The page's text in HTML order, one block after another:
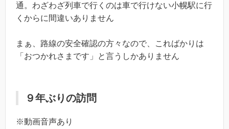
通。わざわざ列車で行くのは車で行けない小幌駅に行
くからに間違いありません
まぁ、路線の安全確認の方々なので、こればかりは
「おつかれさまです」と言うしかありません
９年ぶりの訪問
※動画音声あり